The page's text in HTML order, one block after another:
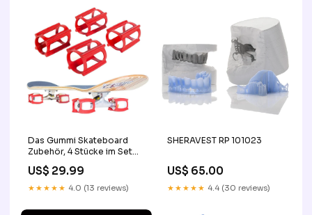
Das Gummi Skateboard
Zubehör, 4 Stücke im Set
boots
US$ 29.99
★★★★★ 4.0 (13 reviews)
SHERAVEST RP 101023
US$ 65.00
★★★★★ 4.4 (30 reviews)